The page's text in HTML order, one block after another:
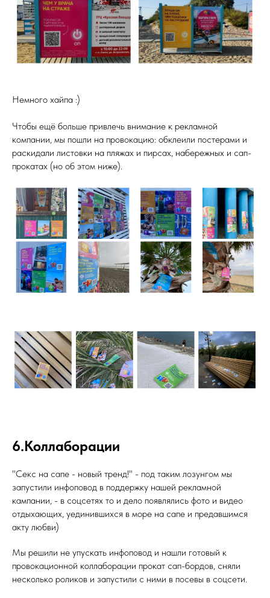
Немного хайпа :)
Чтобы ещё больше привлечь внимание к рекламной
компании, мы пошли на провокацию: обклеили постерами и
раскидали листовки на пляжах и пирсах, набережных и сап-
прокатах (но об этом ниже).
6.Коллаборации
"Секс на сапе - новый тренд!" - под таким лозунгом мы
запустили инфоповод в поддержку нашей рекламной
кампании, - в соцсетях то и дело появлялись фото и видео
отдыхающих, уединившихся в море на сапе и предавшимся
акту любви)
Мы решили не упускать инфоповод и нашли готовый к
провокационной коллаборации прокат сап-бордов, сняли
несколько роликов и запустили с ними в посевы в соцсети.